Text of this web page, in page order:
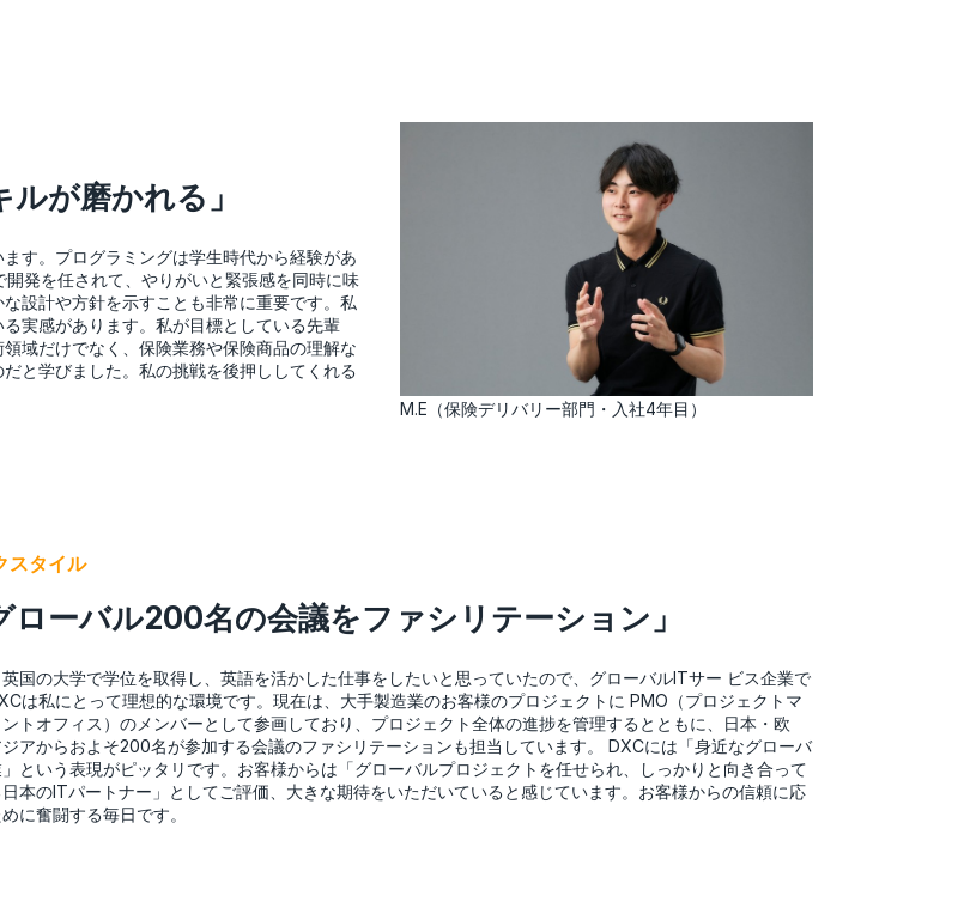
M.E（保険デリバリー部門・入社4年目）
が磨かれる」
す。プログラミングは学生時代から経験があ
発を任されて、やりがいと緊張感を同時に味
設計や方針を示すことも非常に重要です。私
実感があります。私が目標としている先輩
域だけでなく、保険業務や保険商品の理解な
と学びました。私の挑戦を後押ししてくれる
スタイル
ローバル200名の会議をファシリテーション」
英国の大学で学位を取得し、英語を活かした仕事をしたいと思っていたので、グローバルITサー ビス企業で
は私にとって理想的な環境です。現在は、大手製造業のお客様のプロジェクトに PMO（プロジェクトマ
トオフィス）のメンバーとして参画しており、プロジェクト全体の進捗を管理するとともに、日本・欧
アからおよそ200名が参加する会議のファシリテーションも担当しています。 DXCには「身近なグローバ
」という表現がピッタリです。お客様からは「グローバルプロジェクトを任せられ、しっかりと向き合って
日本のITパートナー」としてご評価、大きな期待をいただいていると感じています。お客様からの信頼に応
に奮闘する毎日です。